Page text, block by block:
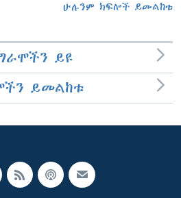
ሁሉንም ክፍሎች ይመልከቱ
ይዩ
ይመልከቱ